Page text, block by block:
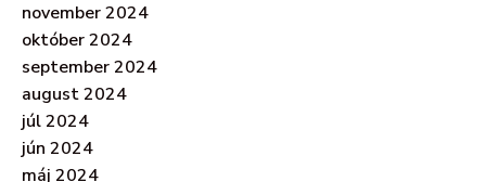
november 2024
október 2024
september 2024
august 2024
júl 2024
jún 2024
máj 2024